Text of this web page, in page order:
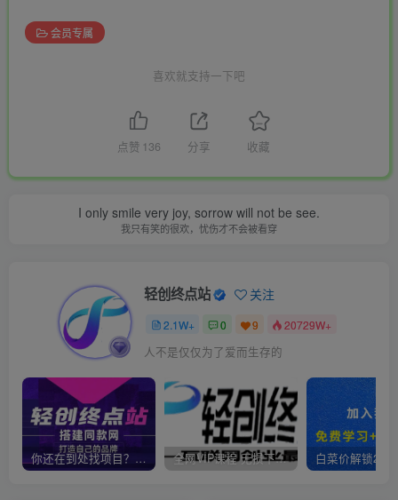
会员专属
喜欢就支持一下吧
点赞 136 分享 收藏
I only smile very joy, sorrow will not be see.
我只有笑的很欢，忧伤才不会被看穿
轻创终点站 关注
2.1W+ 0 9 20729W+
人不是仅仅为了爱而生存的
你还在到处找项目？还在当韭菜？我靠卖项目一个月收入5万+，曾经我也是个失败者。 全网VIP课程 无损下载~